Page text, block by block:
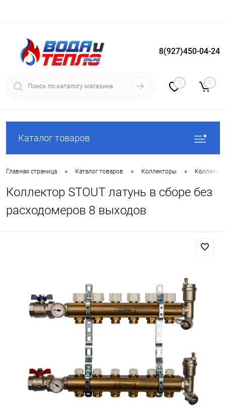
Вход Регистрация
8(927)450-04-24
0 0
Каталог товаров
Главная страница • Каталог товаров • Коллекторы •
Коллектор STOUT латунь в сборе без
расходомеров 8 выходов